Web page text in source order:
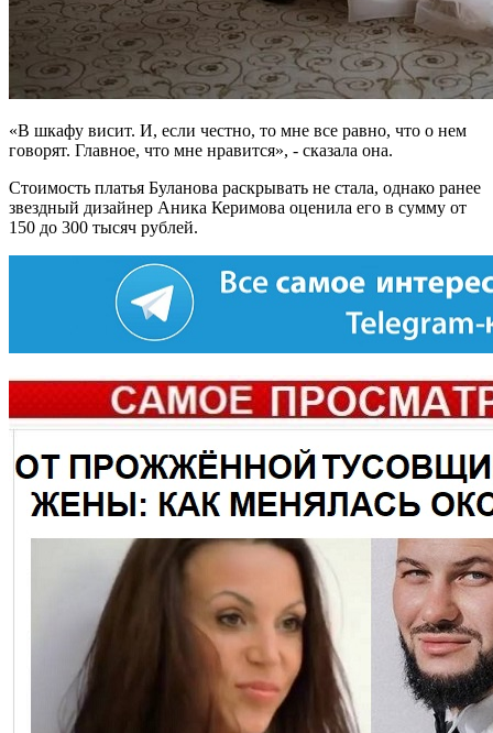
«В шкафу висит. И, если честно, то мне все равно, что о нем
говорят. Главное, что мне нравится», - сказала она.
Стоимость платья Буланова раскрывать не стала, однако ранее
звездный дизайнер Аника Керимова оценила его в сумму от
150 до 300 тысяч рублей.